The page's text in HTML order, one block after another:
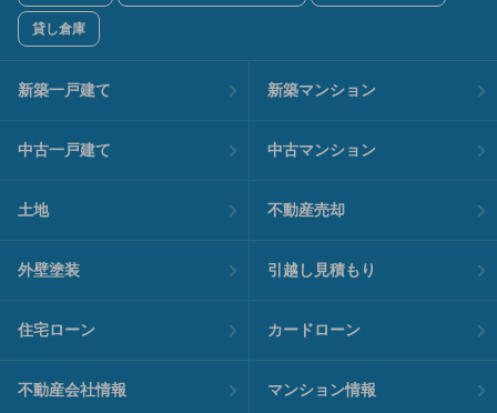
貸し倉庫
新築一戸建て 新築マンション
中古一戸建て 中古マンション
土地 不動産売却
外壁塗装 引越し見積もり
住宅ローン カードローン
不動産会社情報 マンション情報